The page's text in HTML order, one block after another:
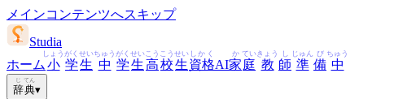
メインコンテンツへスキップ
Studia
ホーム 小
しょう
学
がく
生
せい
中
ちゅう
学
がく
生
せい
高
こう
校
こう
生
せい
資格
しかく
AI家
か
庭
てい
教
きょう
師
し
準
じゅん
備
び
中
ちゅう
辞
じ
典
てん
▾